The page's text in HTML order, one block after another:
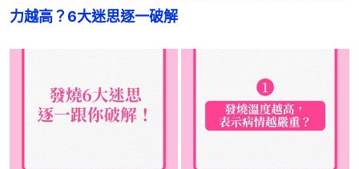
力越高？6大迷思逐一破解